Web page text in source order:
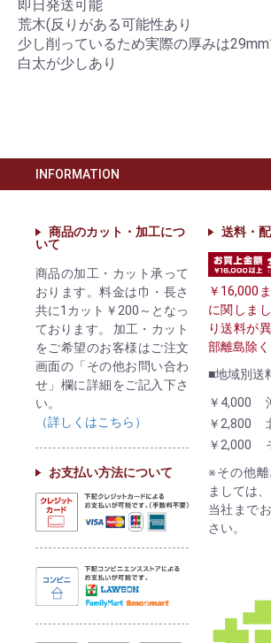
即日発送可能
荒木(反りがある可能性あり
少し削っているため実際の厚みは
白太が少しあり
INFORMATION
商品のカット・加工につ
いて
商品の加工・カット承って
おります。料金は巾・長さ
共に1カット￥200～となっ
ております。 加工・カット
をご希望のお客様はご注文
画面の「その他お問い合わ
せ」欄に詳細をご記入下さ
い。
（詳しくはこちら）
お支払い方法について
送料・
￥16,000
に関しま
り送料が
部離島除く
■地域別送
￥4,000
￥2,800
￥2,000
※その他
ましては、
当社まで
さい。